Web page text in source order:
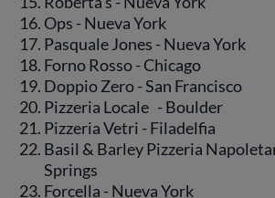
Ops - Nueva York
Pasquale Jones - Nueva York
Forno Rosso - Chicago
Doppio Zero - San Francisco
Pizzeria Locale - Boulder
Pizzeria Vetri - Filadelfia
Basil & Barley Pizzeria
Springs
Forcella - Nueva York